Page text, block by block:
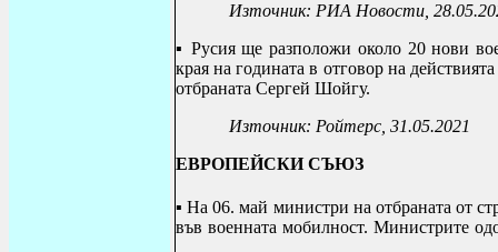
Източник: РИА Новости,
▪ Русия ще разположи около 20 нови
края на годината в отговор на
отбраната Сергей Шойгу.
Източник: Ройтерс, 31.05.2021
ЕВРОПЕЙСКИ СЪЮЗ
▪ На 06. май министри на отбраната от
във военната мобилност. Министрите